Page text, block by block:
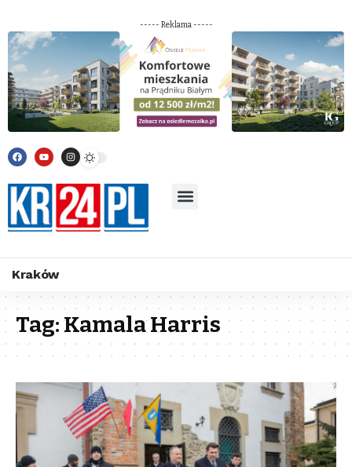
----- Reklama -----
Kraków
Tag:Kamala Harris